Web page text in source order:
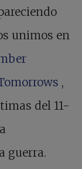
unimos en
,
del 11-
guerra.